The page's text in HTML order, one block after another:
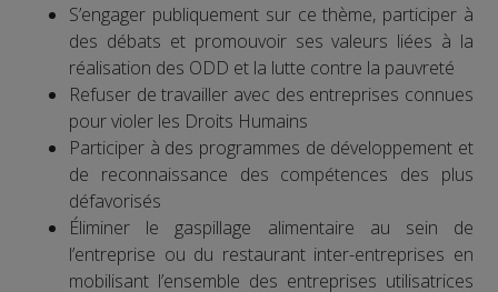
S’engager publiquement sur ce thème, participer à
des débats et promouvoir ses valeurs liées à la
réalisation des ODD et la lutte contre la pauvreté
Refuser de travailler avec des entreprises connues
pour violer les Droits Humains
Participer à des programmes de développement et
de reconnaissance des compétences des plus
défavorisés
Éliminer le gaspillage alimentaire au sein de
l’entreprise ou du restaurant inter-entreprises en
mobilisant l’ensemble des entreprises utilisatrices